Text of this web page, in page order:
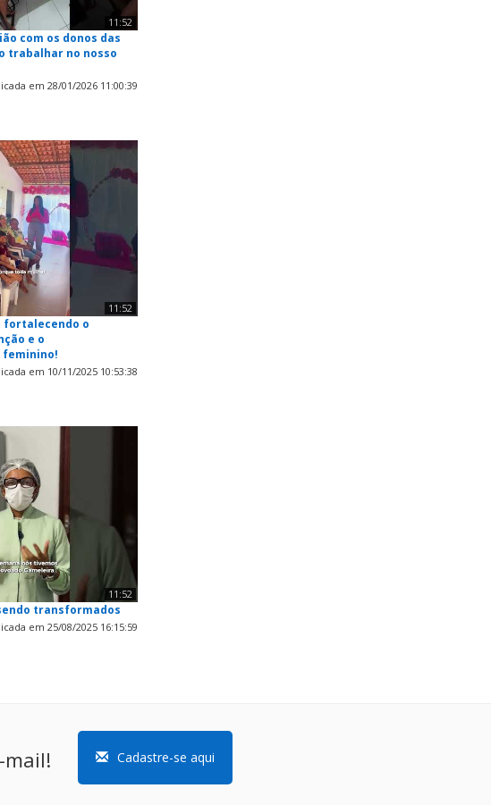
11:52
com os donos das
trabalhar no nosso
em 28/01/2026 11:00:39
11:52
fortalecendo o
e o
feminino!
em 10/11/2025 10:53:38
11:52
transformados
em 25/08/2025 16:15:59
mail! Cadastre-se aqui